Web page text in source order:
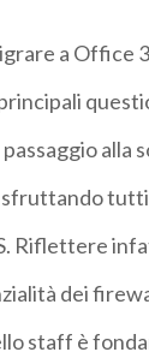
a Office
alla
sfruttando
Riflettere
dei
staff è